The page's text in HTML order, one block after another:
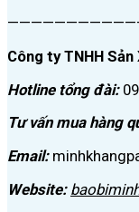
Công ty TNHH
Hotline tổng đài:
Tư vấn mua hàng
Email:
Website: